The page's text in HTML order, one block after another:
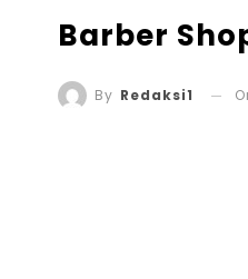
Barber
By Redaksi1